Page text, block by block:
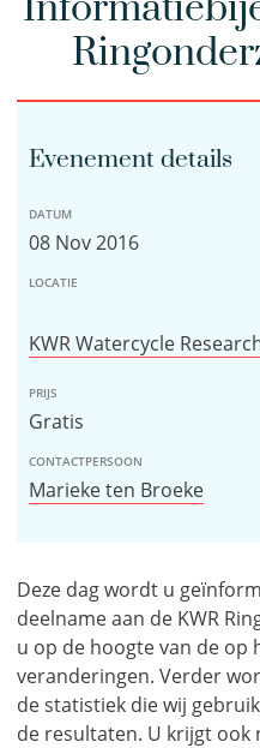
Evenement details
DATUM
08 Nov 2016
LOCATIE
KWR Watercycle
PRIJS
Gratis
CONTACTPERSOON
Marieke ten Broeke
Deze dag wordt u
deelname aan de KWR
u op de hoogte van de op
veranderingen. Verder
de statistiek die wij
de resultaten. U krijgt ook